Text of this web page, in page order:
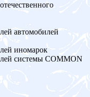
автомобилей
иномарок
системы COMMON